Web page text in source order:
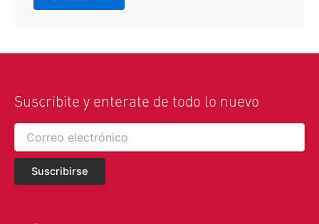
Suscribite y enterate de todo lo nuevo